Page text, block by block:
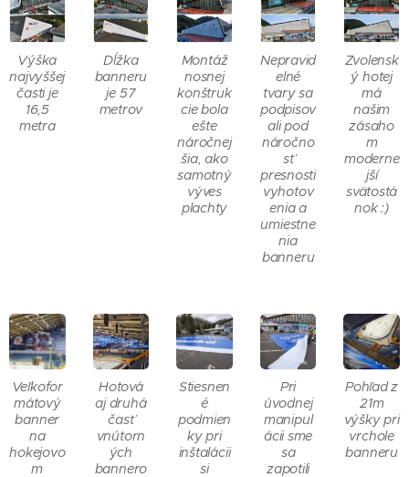
Výška
najvyššej
časti je
16,5
metra
Dĺžka
banneru
je 57
metrov
Montáž
nosnej
konštruk
cie bola
ešte
náročnej
šia, ako
samotný
výves
plachty
Nepravid
elné
tvary sa
podpisov
ali pod
náročno
sť
presnosti
vyhotov
enia a
umiestne
nia
banneru
Zvolensk
ý hotej
má
našim
zásaho
m
moderne
jší
svätostá
nok :)
Veľkofor
mátový
banner
na
hokejovo
m
Hotová
aj druhá
časť
vnútorn
ých
bannero
Stiesnen
é
podmien
ky pri
inštalácii
si
Pri
úvodnej
manipul
ácii sme
sa
zapotili
Pohľad z
21m
výšky pri
vrchole
banneru